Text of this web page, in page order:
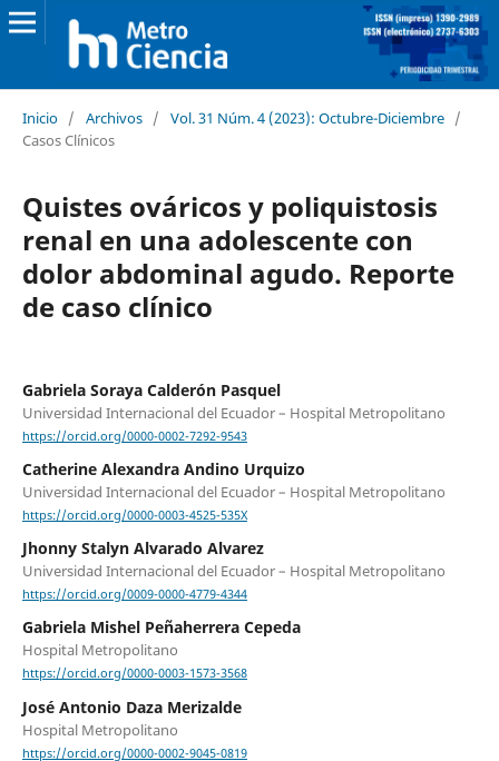
Inicio / Archivos / Vol. 31 Núm. 4 (2023): Octubre-Diciembre /
Casos Clínicos
Quistes ováricos y poliquistosis
renal en una adolescente con
dolor abdominal agudo. Reporte
de caso clínico
Gabriela Soraya Calderón Pasquel
Universidad Internacional del Ecuador – Hospital Metropolitano
https://orcid.org/0000-0002-7292-9543
Catherine Alexandra Andino Urquizo
Universidad Internacional del Ecuador – Hospital Metropolitano
https://orcid.org/0000-0003-4525-535X
Jhonny Stalyn Alvarado Alvarez
Universidad Internacional del Ecuador – Hospital Metropolitano
https://orcid.org/0009-0000-4779-4344
Gabriela Mishel Peñaherrera Cepeda
Hospital Metropolitano
https://orcid.org/0000-0003-1573-3568
José Antonio Daza Merizalde
Hospital Metropolitano
https://orcid.org/0000-0002-9045-0819